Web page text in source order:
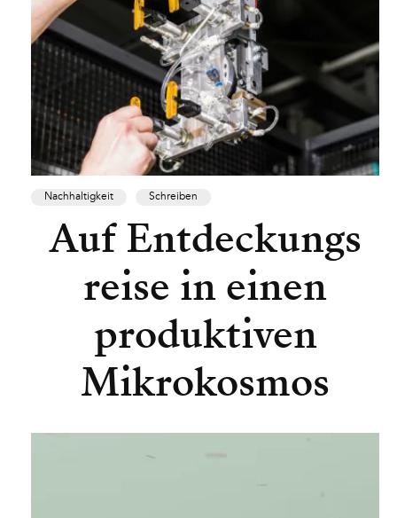
Nachhaltigkeit Schreiben
Auf Entdeckungs
reise in einen
produktiven
Mikrokosmos